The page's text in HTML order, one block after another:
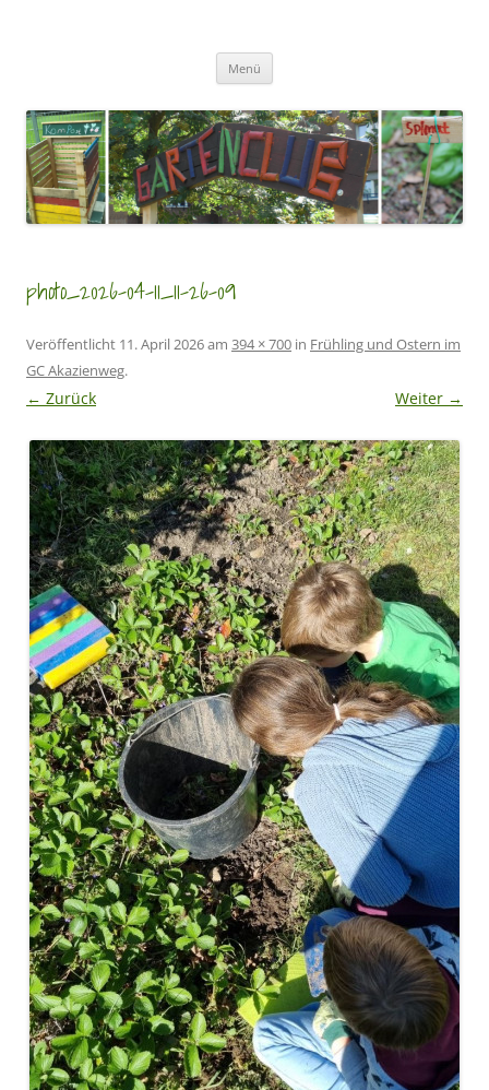
Menü
photo_2026-04-11_11-26-09
Veröffentlicht 11. April 2026am 394 × 700 in Frühling und Ostern im
GC Akazienweg.
← Zurück Weiter →